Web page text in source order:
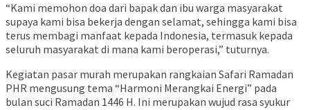
“Kami memohon doa dari bapak dan ibu warga masyarakat
supaya kami bisa bekerja dengan selamat, sehingga kami bisa
terus membagi manfaat kepada Indonesia, termasuk kepada
seluruh masyarakat di mana kami beroperasi,” tuturnya.
Kegiatan pasar murah merupakan rangkaian Safari Ramadan
PHR mengusung tema “Harmoni Merangkai Energi” pada
bulan suci Ramadan 1446 H. Ini merupakan wujud rasa syukur